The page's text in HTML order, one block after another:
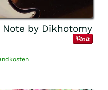
by Dikhotomy